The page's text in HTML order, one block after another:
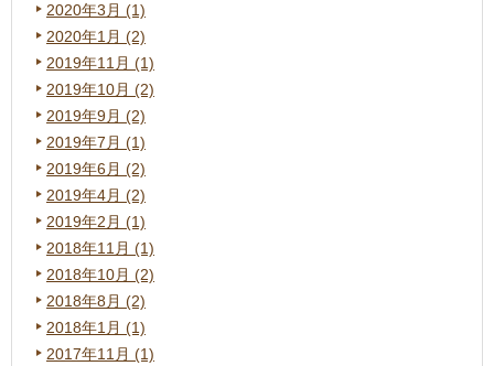
2020年3月 (1)
2020年1月 (2)
2019年11月 (1)
2019年10月 (2)
2019年9月 (2)
2019年7月 (1)
2019年6月 (2)
2019年4月 (2)
2019年2月 (1)
2018年11月 (1)
2018年10月 (2)
2018年8月 (2)
2018年1月 (1)
2017年11月 (1)